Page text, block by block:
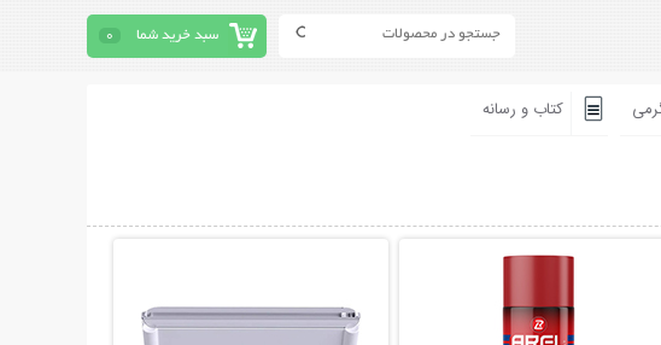
سبد خرید شما 0
کتاب و رسانه